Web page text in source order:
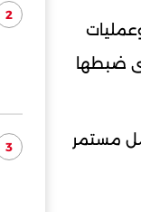
ضبطها
مستمر
2
3